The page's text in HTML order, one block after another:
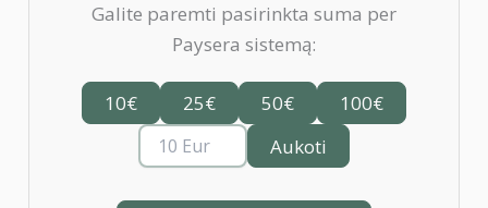
Galite paremti pasirinkta suma per
Paysera sistemą:
10€ 25€ 50€
100€
Aukoti